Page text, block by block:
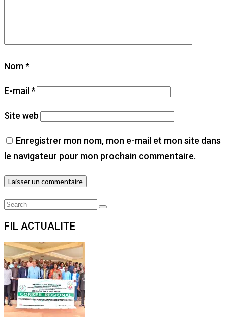
Nom*
E-mail*
Site web
Enregistrer mon nom, mon e-mail et mon site dans
le navigateur pour mon prochain commentaire.
Search
Search
FIL ACTUALITE